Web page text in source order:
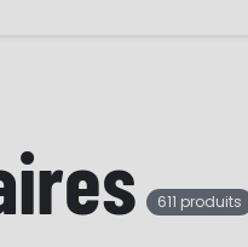
611 produits